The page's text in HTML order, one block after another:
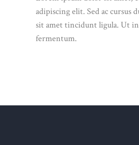
adipiscing elit. Sed ac cursus
sit amet tincidunt ligula. Ut in
fermentum.